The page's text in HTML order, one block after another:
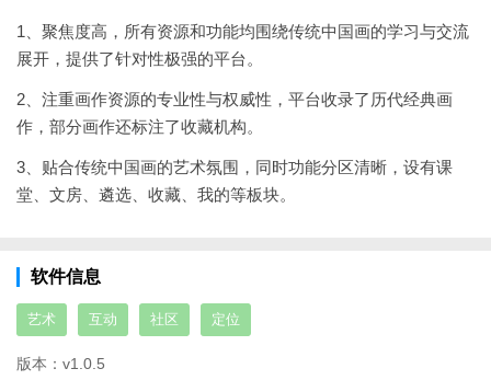
1、聚焦度高，所有资源和功能均围绕传统中国画的学习与交流
展开，提供了针对性极强的平台。
2、注重画作资源的专业性与权威性，平台收录了历代经典画
作，部分画作还标注了收藏机构。
3、贴合传统中国画的艺术氛围，同时功能分区清晰，设有课
堂、文房、遴选、收藏、我的等板块。
软件信息
艺术 互动 社区 定位
版本： v1.0.5